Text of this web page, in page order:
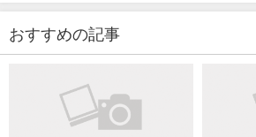
おすすめの記事